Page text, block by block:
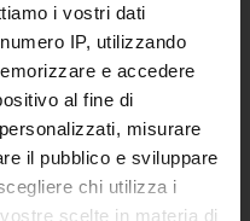
i vostri dati
IP, utilizzando
e accedere
al fine di
misurare
il pubblico e sviluppare
chi utilizza i
scelte in materia di
Library
Systems
Competitions